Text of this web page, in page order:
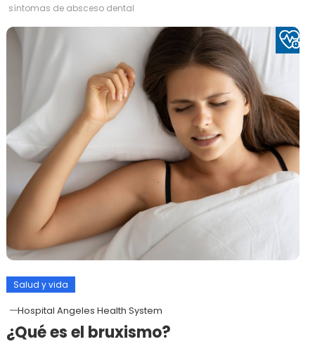
síntomas de absceso dental
Salud y vida
Hospital Angeles Health System
¿Qué es el bruxismo?